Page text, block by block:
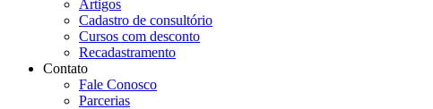
Artigos
Cadastro de consultório
Cursos com desconto
Recadastramento
Contato
Fale Conosco
Parcerias